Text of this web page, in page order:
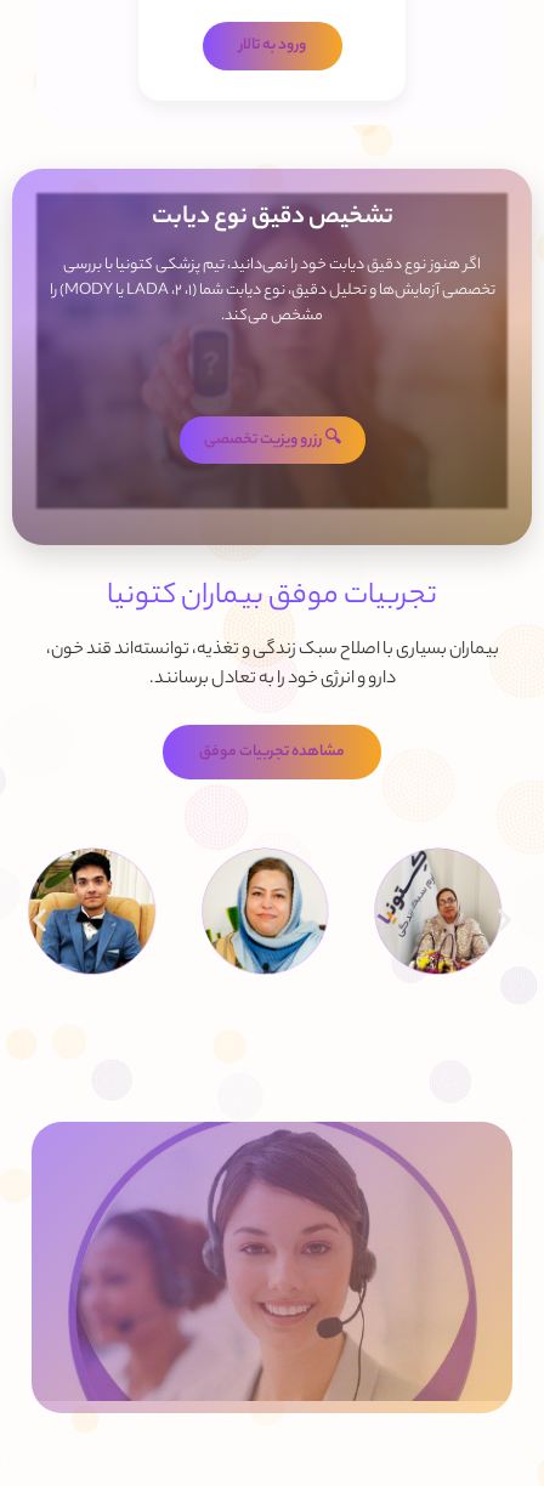
ورود به تالار
تشخیص دقیق نوع دیابت
اگر هنوز نوع دقیق دیابت خود را نمی‌دانید، تیم پزشکی کتونیا با بررسی
تخصصی آزمایش‌ها و تحلیل دقیق، نوع دیابت شما (۱، ۲، LADA یا MODY) را
مشخص می‌کند.
🔍 رزرو ویزیت تخصصی
تجربیات موفق بیماران کتونیا
بیماران بسیاری با اصلاح سبک زندگی و تغذیه، توانسته‌اند قند خون،
دارو و انرژی خود را به تعادل برسانند.
مشاهده تجربیات موفق